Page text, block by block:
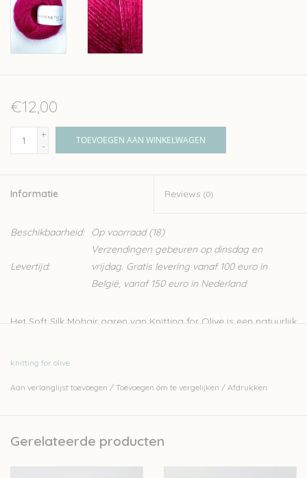
€12,00
+
-
TOEVOEGEN AAN WINKELWAGEN
Informatie Reviews (0)
Beschikbaarheid: Op voorraad(18)
Levertijd:
Verzendingen gebeuren op dinsdag en
vrijdag. Gratis levering vanaf 100 euro in
België, vanaf 150 euro in Nederland
Het Soft Silk Mohair garen van Knitting for Olive is een natuurlijk
worden met een draadje wol, bijvoorbeeld uit deMerino
Kopenhagen. Naast de verkoop van wol ontwikkelen zij ook
prachtige patroontjes voor kinderkledij. Deze zachte wol wordt
knitting for olive
Aan verlanglijst toevoegen / Toevoegen om te vergelijken / Afdrukken
Gerelateerde producten